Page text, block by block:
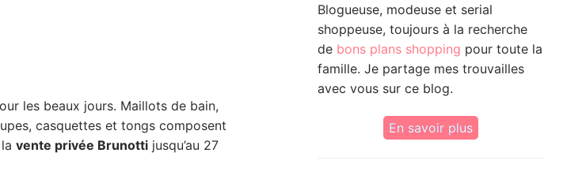
les beaux jours. Maillots de bain,
casquettes et tongs composent
vente privée Brunottijusqu’au 27
Blogueuse, modeuse et serial
shoppeuse, toujours à la recherche
de bons plans shopping pour toute la
famille. Je partage mes trouvailles
avec vous sur ce blog.
En savoir plus